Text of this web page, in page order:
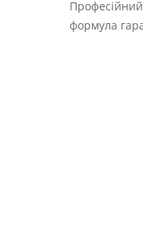
формула